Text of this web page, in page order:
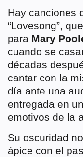
Hay canciones
“Lovesong”, que
para Mary
cuando se
décadas
cantar con la
día ante una
entregada en
emotivos de la
Su oscuridad
ápice con el